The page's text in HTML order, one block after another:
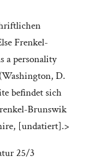
Frenkel-
a personality
D.
befindet sich
Brunswik
[undatiert].>
25/3